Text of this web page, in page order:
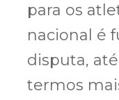
para os
nacional é
disputa,
termos